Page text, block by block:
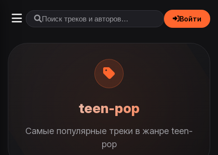
Войти
teen-pop
Самые популярные треки в жанре teen-
pop